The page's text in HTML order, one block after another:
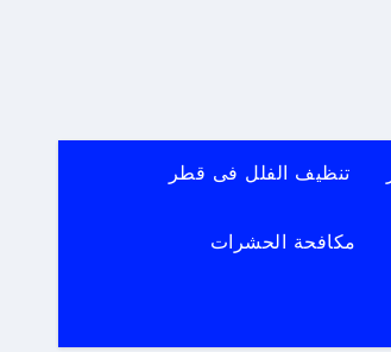
تنظيف الفلل فى قطر
مكافحة الحشرات